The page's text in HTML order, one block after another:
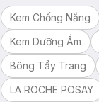
Kem Chống Nắng
Kem Dưỡng Ẩm
Bông Tẩy Trang
LA ROCHE POSAY